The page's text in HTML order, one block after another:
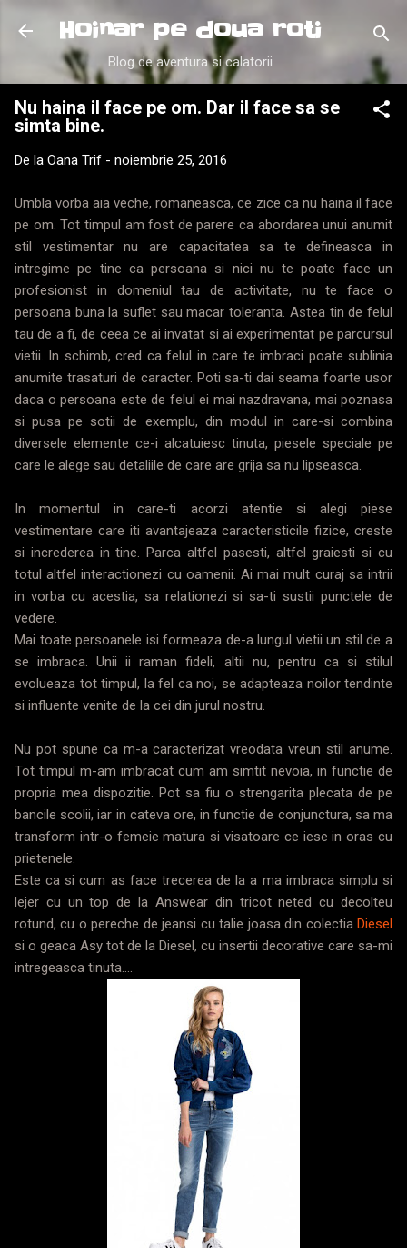
Treceți la conținutul principal
Hoinar pe doua roti
Blog de aventura si calatorii
Nu haina il face pe om. Dar il face sa se
simta bine.
De la Oana Trif - noiembrie 25, 2016
Umbla vorba aia veche, romaneasca, ce zice ca nu haina il face
pe om. Tot timpul am fost de parere ca abordarea unui anumit
stil vestimentar nu are capacitatea sa te defineasca in
intregime pe tine ca persoana si nici nu te poate face un
profesionist in domeniul tau de activitate, nu te face o
persoana buna la suflet sau macar toleranta. Astea tin de felul
tau de a fi, de ceea ce ai invatat si ai experimentat pe parcursul
vietii. In schimb, cred ca felul in care te imbraci poate sublinia
anumite trasaturi de caracter. Poti sa-ti dai seama foarte usor
daca o persoana este de felul ei mai nazdravana, mai poznasa
si pusa pe sotii de exemplu, din modul in care-si combina
diversele elemente ce-i alcatuiesc tinuta, piesele speciale pe
care le alege sau detaliile de care are grija sa nu lipseasca.
In momentul in care-ti acorzi atentie si alegi piese
vestimentare care iti avantajeaza caracteristicile fizice, creste
si increderea in tine. Parca altfel pasesti, altfel graiesti si cu
totul altfel interactionezi cu oamenii. Ai mai mult curaj sa intrii
in vorba cu acestia, sa relationezi si sa-ti sustii punctele de
vedere.
Mai toate persoanele isi formeaza de-a lungul vietii un stil de a
se imbraca. Unii ii raman fideli, altii nu, pentru ca si stilul
evolueaza tot timpul, la fel ca noi, se adapteaza noilor tendinte
si influente venite de la cei din jurul nostru.
Nu pot spune ca m-a caracterizat vreodata vreun stil anume.
Tot timpul m-am imbracat cum am simtit nevoia, in functie de
propria mea dispozitie. Pot sa fiu o strengarita plecata de pe
bancile scolii, iar in cateva ore, in functie de conjunctura, sa ma
transform intr-o femeie matura si visatoare ce iese in oras cu
prietenele.
Este ca si cum as face trecerea de la a ma imbraca simplu si
lejer cu un top de la Answear din tricot neted cu decolteu
rotund, cu o pereche de jeansi cu talie joasa din colectia Diesel
si o geaca Asy tot de la Diesel, cu insertii decorative care sa-mi
intregeasca tinuta....